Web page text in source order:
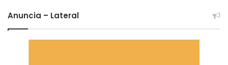
Anuncia – Lateral